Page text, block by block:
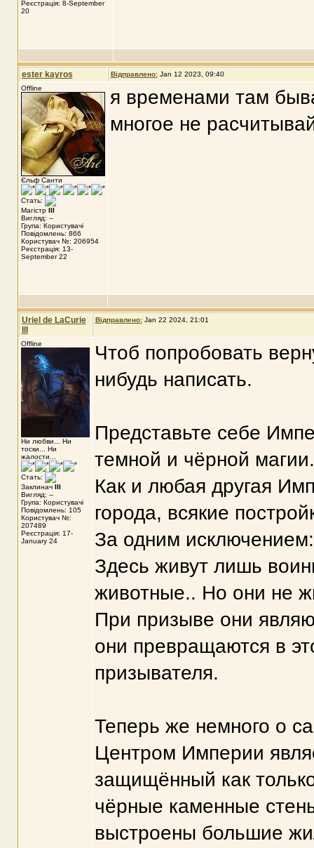
Реєстрація: 8-September
20
ester kayros Відправлено: Jan 12 2023, 09:40
Offline
Єльф Санти
Стать:
Магістр III
Вигляд: --
Група: Користувачі
Повідомлень: 866
Користувач №: 206954
Реєстрація: 13-
September 22
я временами там
многое не
Uriel de LaCurie
Відправлено: Jan 22 2024, 21:01
Offline
Ни любви... Ни
тоски... Ни
жалости...
Стать:
Заклинач III
Вигляд: --
Група: Користувачі
Повідомлень: 105
Користувач №:
207489
Реєстрація: 17-
January 24
Чтоб попробовать
нибудь написать.
Представьте себе
темной и чёрной магии.
Как и любая другая
города, всякие
За одним
Здесь живут лишь
животные.. Но они не
При призыве они
они превращаются в
призывателя.
Теперь же немного о
Центром Империи
защищённый как
чёрные каменные
выстроены большие